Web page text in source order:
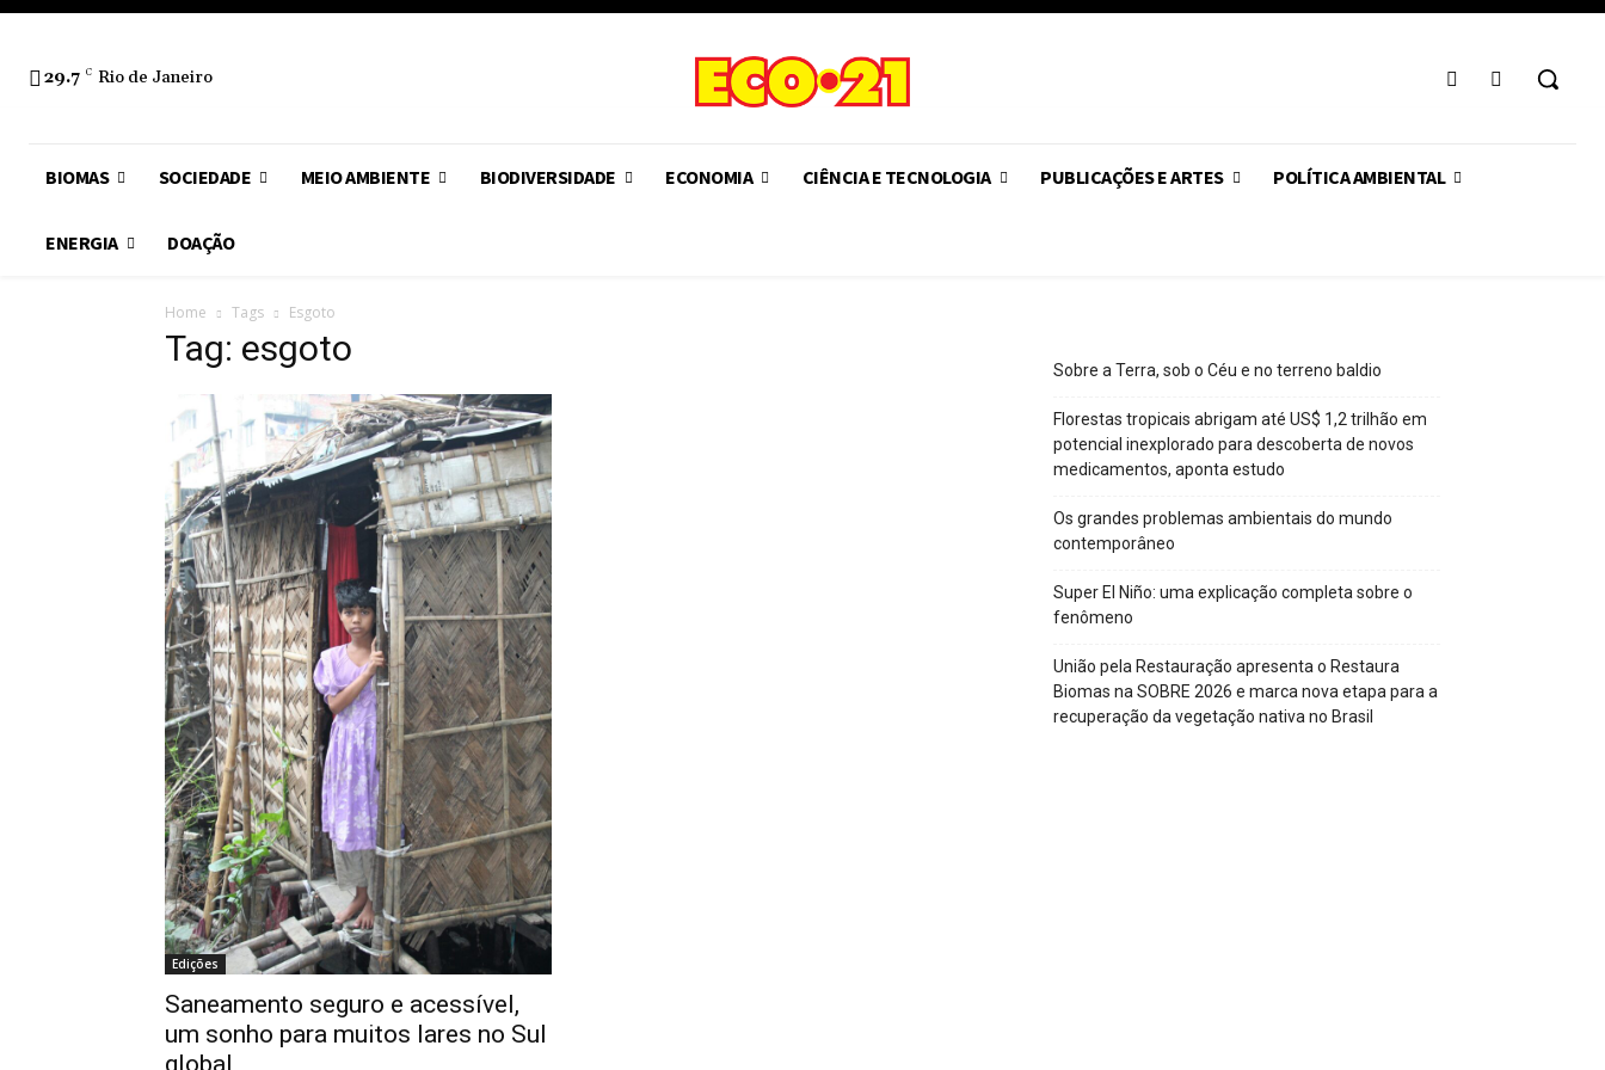
29.7 C Rio de Janeiro
BIOMAS SOCIEDADE MEIO AMBIENTE BIODIVERSIDADE ECONOMIA CIÊNCIA E TECNOLOGIA PUBLICAÇÕES E ARTES POLÍTICA AMBIENTAL
ENERGIA DOAÇÃO
Home Tags Esgoto
Tag: esgoto
Edições
Saneamento seguro e acessível,
um sonho para muitos lares no Sul
global
Sobre a Terra, sob o Céu e no terreno baldio
Florestas tropicais abrigam até US$ 1,2 trilhão em
potencial inexplorado para descoberta de novos
medicamentos, aponta estudo
Os grandes problemas ambientais do mundo
contemporâneo
Super El Niño: uma explicação completa sobre o
fenômeno
União pela Restauração apresenta o Restaura
Biomas na SOBRE 2026 e marca nova etapa para a
recuperação da vegetação nativa no Brasil